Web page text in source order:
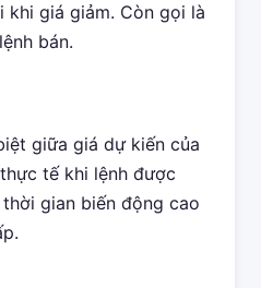
khi giá giảm. Còn gọi là
bán.
giữa giá dự kiến của
tế khi lệnh được
gian biến động cao